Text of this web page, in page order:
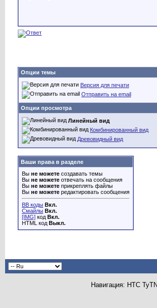
Опции темы
Версия для печати
Отправить на email
Опции просмотра
Линейный вид
Комбинированный вид
Древовидный вид
Ваши права в разделе
Вы не можете создавать темы
Вы не можете отвечать на сообщения
Вы не можете прикреплять файлы
Вы не можете редактировать сообщения
BB коды Вкл.
Смайлы Вкл.
[IMG] код Вкл.
HTML код Выкл.
Навигация: HTC